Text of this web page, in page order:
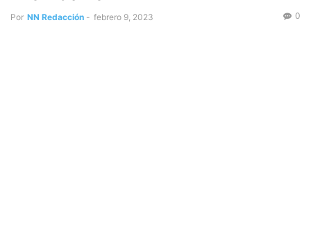
Por NN Redacción - febrero 9, 2023 0